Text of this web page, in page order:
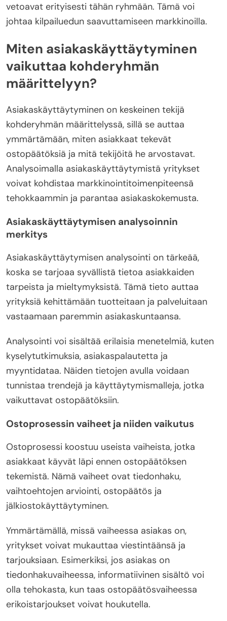
vetoavat erityisesti tähän ryhmään. Tämä voi
johtaa kilpailuedun saavuttamiseen markkinoilla.
Miten asiakaskäyttäytyminen
vaikuttaa kohderyhmän
määrittelyyn?
Asiakaskäyttäytyminen on keskeinen tekijä
kohderyhmän määrittelyssä, sillä se auttaa
ymmärtämään, miten asiakkaat tekevät
ostopäätöksiä ja mitä tekijöitä he arvostavat.
Analysoimalla asiakaskäyttäytymistä yritykset
voivat kohdistaa markkinointitoimenpiteensä
tehokkaammin ja parantaa asiakaskokemusta.
Asiakaskäyttäytymisen analysoinnin
merkitys
Asiakaskäyttäytymisen analysointi on tärkeää,
koska se tarjoaa syvällistä tietoa asiakkaiden
tarpeista ja mieltymyksistä. Tämä tieto auttaa
yrityksiä kehittämään tuotteitaan ja palveluitaan
vastaamaan paremmin asiakaskuntaansa.
Analysointi voi sisältää erilaisia menetelmiä, kuten
kyselytutkimuksia, asiakaspalautetta ja
myyntidataa. Näiden tietojen avulla voidaan
tunnistaa trendejä ja käyttäytymismalleja, jotka
vaikuttavat ostopäätöksiin.
Ostoprosessin vaiheet ja niiden vaikutus
Ostoprosessi koostuu useista vaiheista, jotka
asiakkaat käyvät läpi ennen ostopäätöksen
tekemistä. Nämä vaiheet ovat tiedonhaku,
vaihtoehtojen arviointi, ostopäätös ja
jälkiostokäyttäytyminen.
Ymmärtämällä, missä vaiheessa asiakas on,
yritykset voivat mukauttaa viestintäänsä ja
tarjouksiaan. Esimerkiksi, jos asiakas on
tiedonhakuvaiheessa, informatiivinen sisältö voi
olla tehokasta, kun taas ostopäätösvaiheessa
erikoistarjoukset voivat houkutella.